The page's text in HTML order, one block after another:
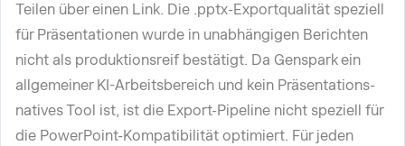
Teilen über einen Link. Die .pptx-Exportqualität speziell
für Präsentationen wurde in unabhängigen Berichten
nicht als produktionsreif bestätigt. Da Genspark ein
allgemeiner KI-Arbeitsbereich und kein Präsentations-
natives Tool ist, ist die Export-Pipeline nicht speziell für
die PowerPoint-Kompatibilität optimiert. Für jeden